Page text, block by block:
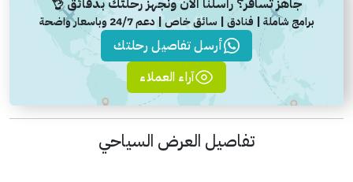
جاهز تسافر؟ راسلنا الآن ونجهز رحلتك بدقائق 👌
برامج شاملة | فنادق | سائق خاص | دعم 24/7 وباسعار واضحة
أرسل تفاصيل رحلتك
آراء العملاء
تفاصيل العرض السياحي